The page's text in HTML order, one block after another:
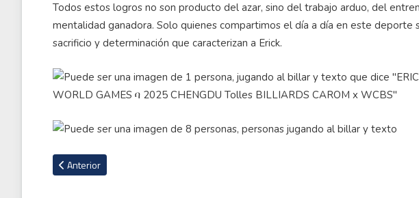
Todos estos logros no son producto del azar, sino del trabajo arduo, del
mentalidad ganadora. Solo quienes compartimos el día a día en este deporte
sacrificio y determinación que caracterizan a Erick.
Artículo anterior: Costa Rica brilla en el Campeonato Centroamericano de Atletismo en
Anterior